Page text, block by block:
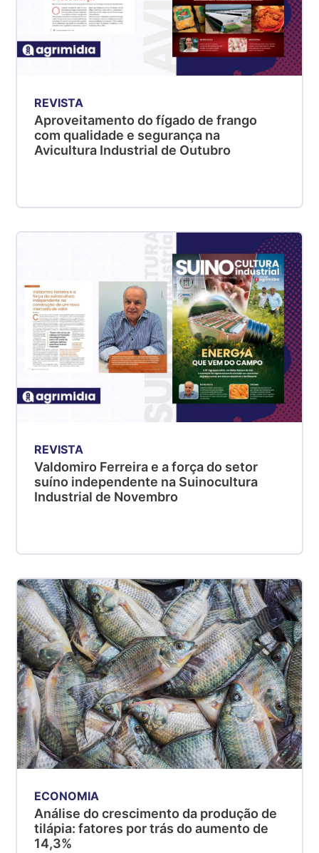
REVISTA
Aproveitamento do fígado de frango
com qualidade e segurança na
Avicultura Industrial de Outubro
REVISTA
Valdomiro Ferreira e a força do setor
suíno independente na Suinocultura
Industrial de Novembro
ECONOMIA
Análise do crescimento da produção de
tilápia: fatores por trás do aumento de
14,3%